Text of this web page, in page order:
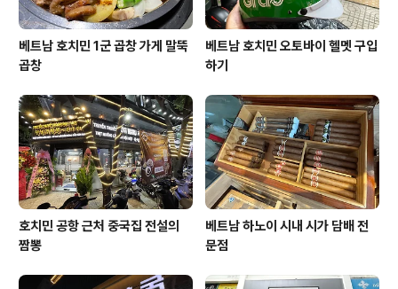
베트남 호치민 1군 곱창 가게 말뚝
곱창
베트남 호치민 오토바이 헬멧 구입
하기
호치민 공항 근처 중국집 전설의
짬뽕
베트남 하노이 시내 시가 담배 전
문점